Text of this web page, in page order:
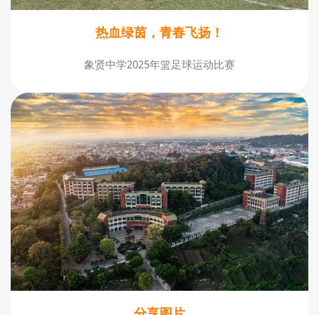
热血绿茵，青春飞扬！
象贤中学2025年篮足球运动比赛